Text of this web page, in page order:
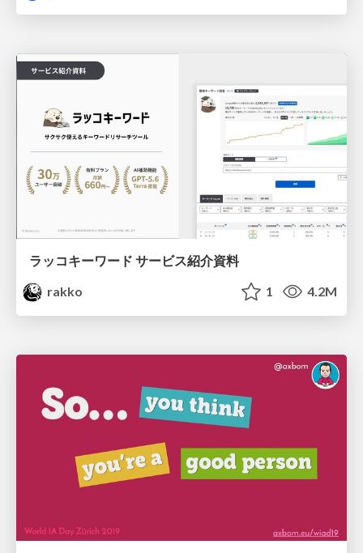
ラッコキーワード サービス紹介資料
rakko
1 4.2M